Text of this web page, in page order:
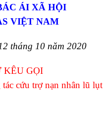
ÁI XÃ HỘI
VIỆT NAM
tháng 10 năm 2020
KÊU GỌI
cứu trợ nạn nhân lũ lụt